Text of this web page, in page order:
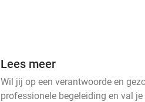
Lees meer
Wil jij op een verantwoorde en
professionele begeleiding en val